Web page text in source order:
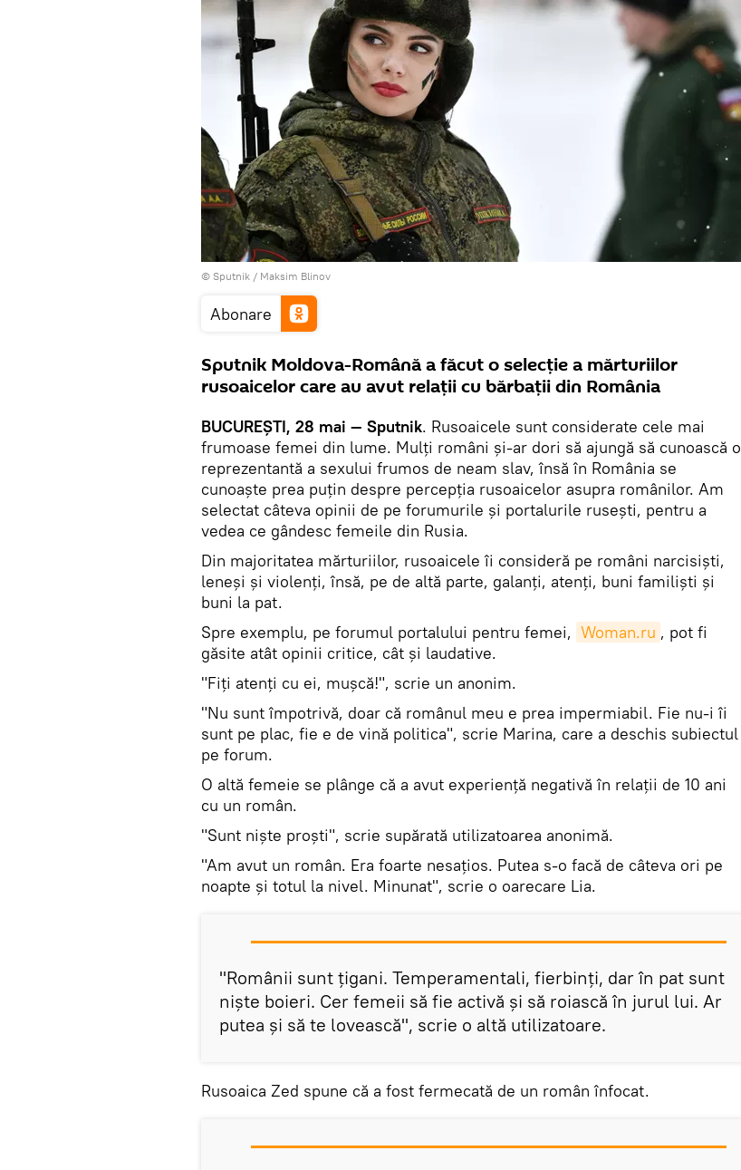
© Sputnik / Maksim Blinov
Abonare
Sputnik Moldova-Română a făcut o selecție a mărturiilor
rusoaicelor care au avut relații cu bărbații din România
BUCUREȘTI, 28 mai — Sputnik. Rusoaicele sunt considerate cele mai
frumoase femei din lume. Mulți români și-ar dori să ajungă să cunoască o
reprezentantă a sexului frumos de neam slav, însă în România se
cunoaște prea puțin despre percepția rusoaicelor asupra românilor. Am
selectat câteva opinii de pe forumurile și portalurile rusești, pentru a
vedea ce gândesc femeile din Rusia.
Din majoritatea mărturiilor, rusoaicele îi consideră pe români narcisiști,
leneși și violenți, însă, pe de altă parte, galanți, atenți, buni familiști și
buni la pat.
Spre exemplu, pe forumul portalului pentru femei, Woman.ru , pot fi
găsite atât opinii critice, cât și laudative.
"Fiți atenți cu ei, mușcă!", scrie un anonim.
"Nu sunt împotrivă, doar că românul meu e prea impermiabil. Fie nu-i îi
sunt pe plac, fie e de vină politica", scrie Marina, care a deschis subiectul
pe forum.
O altă femeie se plânge că a avut experiență negativă în relații de 10 ani
cu un român.
"Sunt niște proști", scrie supărată utilizatoarea anonimă.
"Am avut un român. Era foarte nesațios. Putea s-o facă de câteva ori pe
noapte și totul la nivel. Minunat", scrie o oarecare Lia.
"Românii sunt țigani. Temperamentali, fierbinți, dar în pat sunt
niște boieri. Cer femeii să fie activă și să roiască în jurul lui. Ar
putea și să te lovească", scrie o altă utilizatoare.
Rusoaica Zed spune că a fost fermecată de un român înfocat.